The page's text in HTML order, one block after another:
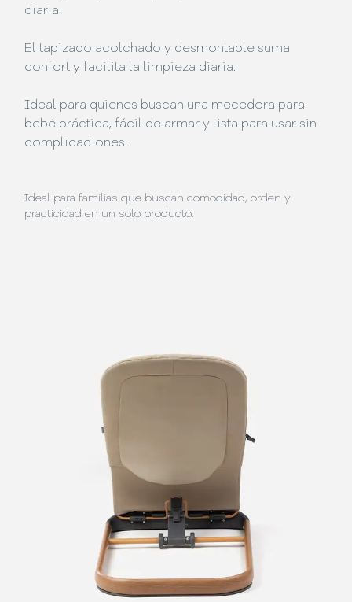
diaria.
El tapizado acolchado y desmontable suma
confort y facilita la limpieza diaria.
Ideal para quienes buscan una mecedora para
bebé práctica, fácil de armar y lista para usar sin
complicaciones.
Ideal para familias que buscan comodidad, orden y
practicidad en un solo producto.